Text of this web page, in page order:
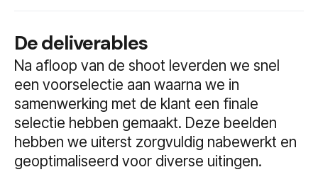
De deliverables
Na afloop van de shoot leverden we snel
een voorselectie aan waarna we in
samenwerking met de klant een finale
selectie hebben gemaakt. Deze beelden
hebben we uiterst zorgvuldig nabewerkt en
geoptimaliseerd voor diverse uitingen.